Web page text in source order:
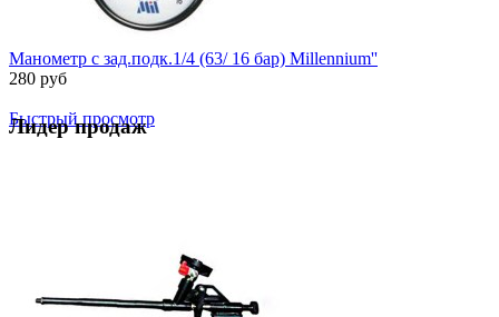
Быстрый просмотр
Манометр с зад.подк.1/4 (63/ 16 бар) Millennium''
280 руб
Лидер продаж